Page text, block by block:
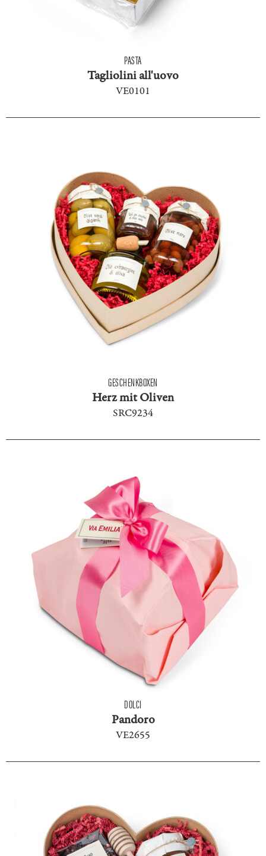
PASTA
Tagliolini all'uovo
VE0101
GESCHENKBOXEN
Herz mit Oliven
SRC9234
DOLCI
Pandoro
VE2655